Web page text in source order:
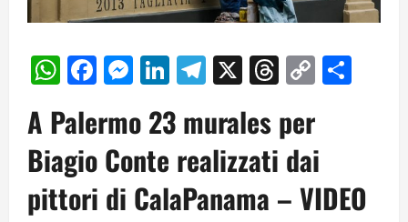
WhatsApp
Facebook
Messenger
LinkedIn
Telegram
X Threads
Copy
A Palermo 23 murales per
Biagio Conte realizzati dai
pittori di CalaPanama – VIDEO